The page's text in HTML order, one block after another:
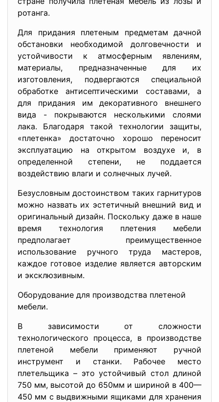
ротанга.
Для придания плетеным предметам дачной
обстановки необходимой долговечности и
устойчивости к атмосферным явлениям,
материалы, предназначенные для их
изготовления, подвергаются специальной
обработке антисептическими составами, а
для придания им декоративного внешнего
вида - покрываются несколькими слоями
лака. Благодаря такой технологии защиты,
«плетенка» достаточно хорошо переносит
эксплуатацию на открытом воздухе и, в
определенной степени, не поддается
воздействию влаги и солнечных лучей.
Безусловным достоинством таких гарнитуров
можно назвать их эстетичный внешний вид и
оригинальный дизайн. Поскольку даже в наше
время технология плетения мебели
предполагает преимущественное
использование ручного труда мастеров,
каждое готовое изделие является авторским
и эксклюзивным.
Оборудование для производства плетеной
мебели.
В зависимости от сложности
технологического процесса, в производстве
плетеной мебели применяют ручной
инструмент и станки. Рабочее место
плетельщика – это устойчивый стол длиной
750 мм, высотой до 650мм и шириной в 400—
450 мм с выдвижными ящиками для хранения